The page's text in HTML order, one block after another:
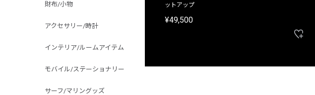
財布/小物
アクセサリー/時計
インテリア/ルームアイテム
モバイル/ステーショナリー
サーフ/マリングッズ
ットアップ
¥49,500